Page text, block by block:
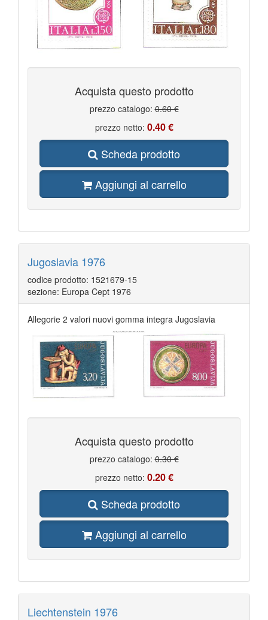
Acquista questo prodotto
prezzo catalogo:0.60 €
prezzo netto: 0.40 €
Scheda prodotto
Aggiungi al carrello
Jugoslavia 1976
codice prodotto: 1521679-15
sezione: Europa Cept 1976
Allegorie 2 valori nuovi gomma integra Jugoslavia
Acquista questo prodotto
prezzo catalogo:0.30 €
prezzo netto: 0.20 €
Scheda prodotto
Aggiungi al carrello
Liechtenstein 1976